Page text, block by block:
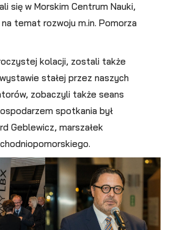
się w Morskim Centrum Nauki,
temat rozwoju m.in. Pomorza
kolacji, zostali także
stałej przez naszych
zobaczyli także seans
spotkania był
Geblewicz, marszałek